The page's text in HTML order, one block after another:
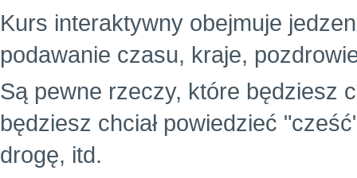
Kurs interaktywny obejmuje
podawanie czasu, kraje,
Są pewne rzeczy, które będziesz
będziesz chciał powiedzieć
drogę, itd.